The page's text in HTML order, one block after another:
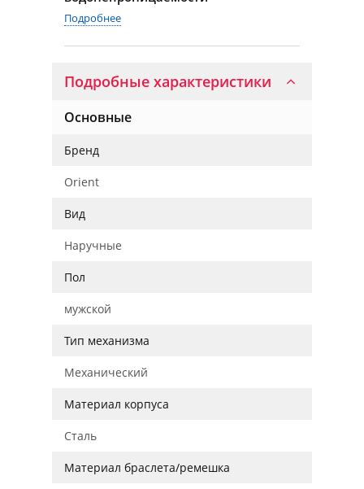
Подробнее
Подробные характеристики
Основные
Бренд
Orient
Вид
Наручные
Пол
мужской
Тип механизма
Механический
Материал корпуса
Сталь
Материал браслета/ремешка